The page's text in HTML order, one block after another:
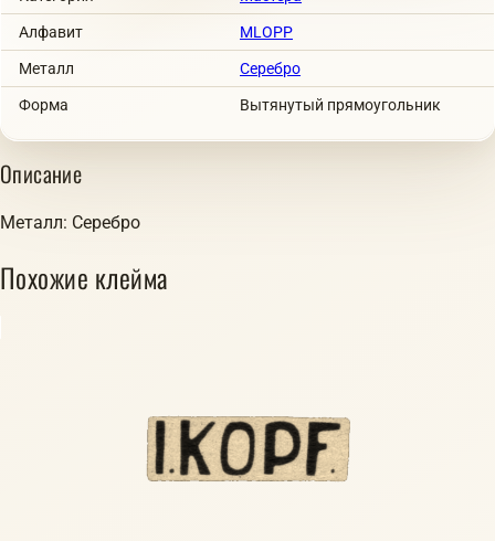
Алфавит MLOPP
Металл Серебро
Форма Вытянутый прямоугольник
Описание
Металл: Серебро
Похожие клейма